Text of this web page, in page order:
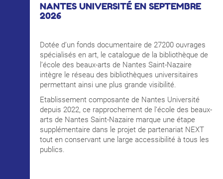
COURS PUBLICS
OPEN SCHOOL
CONTACTS
NANTES UNIVERSITÉ EN SEPTEMBRE
2026
Dotée d’un fonds documentaire de 27200 ouvrages
spécialisés en art, le catalogue de la bibliothèque de
l’école des beaux-arts de Nantes Saint-Nazaire
intègre le réseau des bibliothèques universitaires
permettant ainsi une plus grande visibilité.
Etablissement composante de Nantes Université
depuis 2022, ce rapprochement de l’école des beaux-
arts de Nantes Saint-Nazaire marque une étape
supplémentaire dans le projet de partenariat NEXT
tout en conservant une large accessibilité à tous les
publics.